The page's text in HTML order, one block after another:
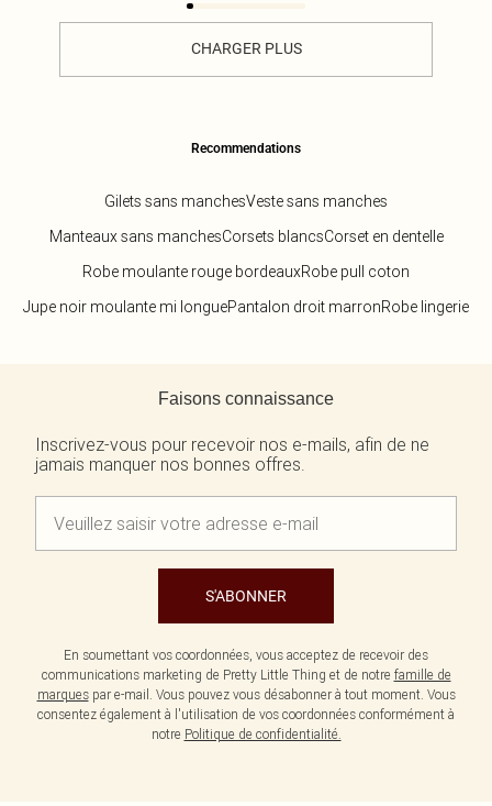
CHARGER PLUS
Recommendations
Gilets sans manchesVeste sans manches
Manteaux sans manchesCorsets blancsCorset en dentelle
Robe moulante rouge bordeauxRobe pull coton
Jupe noir moulante mi longuePantalon droit marronRobe lingerie
Faisons connaissance
Inscrivez-vous pour recevoir nos e-mails, afin de ne
jamais manquer nos bonnes offres.
S'ABONNER
En soumettant vos coordonnées, vous acceptez de recevoir des
communications marketing de Pretty Little Thing et de notre famille de
marquespar e-mail. Vous pouvez vous désabonner à tout moment. Vous
consentez également à l'utilisation de vos coordonnées conformément à
notre Politique de confidentialité.